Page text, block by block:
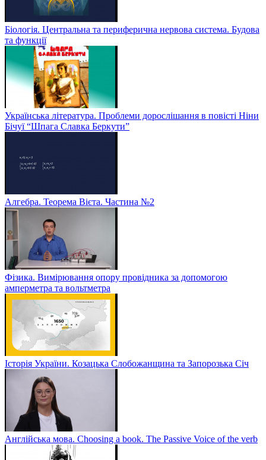
Біологія. Центральна та периферична нервова система. Будова
та функції
Українська література. Проблеми дорослішання в повісті Ніни
Бічуї “Шпага Славка Беркути”
Алгебра. Теорема Вієта. Частина №2
Фізика. Вимірювання опору провідника за допомогою
амперметра та вольтметра
Історія України. Козацька Слобожанщина та Запорозька Січ
Англійська мова. Choosing a book. The Passive Voice of the verb